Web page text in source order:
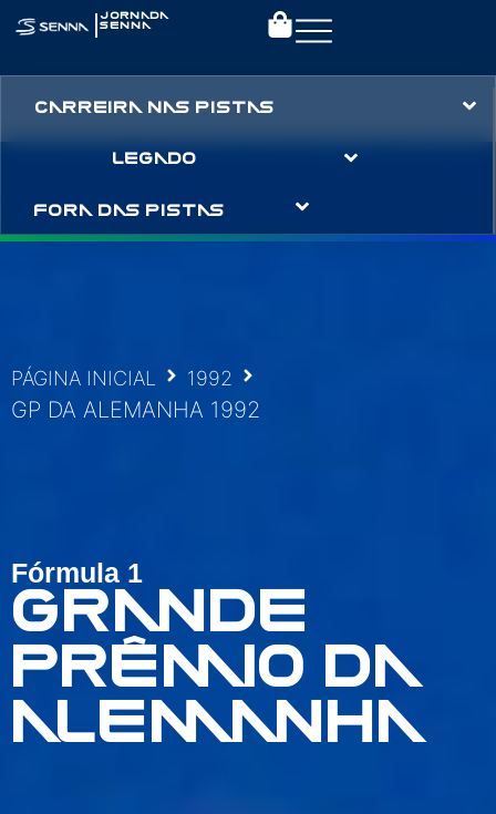
| JORNADA
SENNA
CARREIRA NAS PISTAS
LEGADO
FORA DAS PISTAS
PÁGINA INICIAL 1992
GP DA ALEMANHA 1992
Fórmula 1
GRANDE
PRÊMIO DA
ALEMANHA